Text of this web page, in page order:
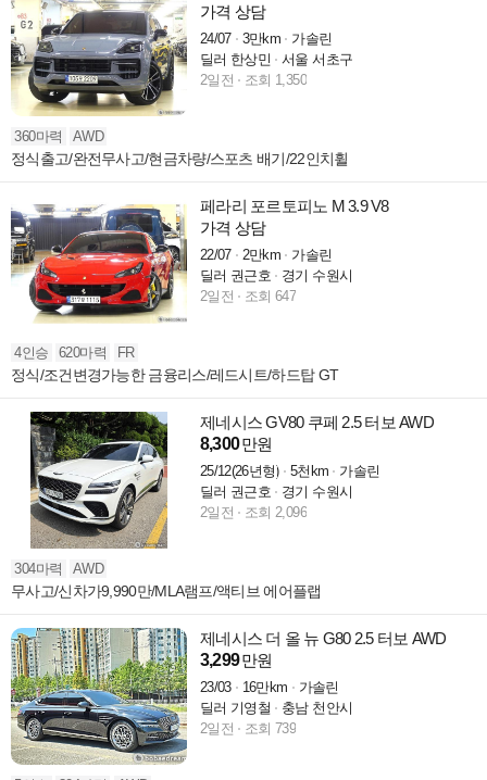
가격 상담
24/07 3만km
가솔린
딜러 한상민
서울 서초구
2일전
조회 1,350
360마력 AWD
정식출고/완전무사고/현금차량/스포츠 배기/22인치휠
페라리 포르토피노 M 3.9 V8
가격 상담
22/07 2만km
가솔린
딜러 권근호
경기 수원시
2일전
조회 647
4인승 620마력 FR
정식/조건변경가능한 금융리스/레드시트/하드탑 GT
제네시스 GV80 쿠페 2.5 터보 AWD
8,300만원
25/12(26년형) 5천km
가솔린
딜러 권근호
경기 수원시
2일전
조회 2,096
304마력 AWD
무사고/신차가9,990만/MLA램프/액티브 에어플랩
제네시스 더 올 뉴 G80 2.5 터보 AWD
3,299만원
23/03 16만km
가솔린
딜러 기영철
충남 천안시
2일전
조회 739